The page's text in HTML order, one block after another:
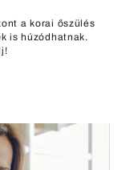
a korai őszülés
is húzódhatnak.